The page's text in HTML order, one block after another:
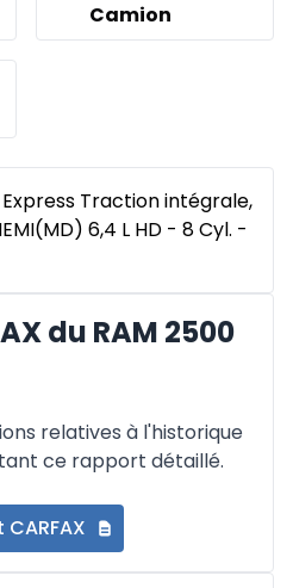
Camion
Traction intégrale,
6,4 L HD - 8 Cyl. -
du RAM 2500
relatives à l'historique
ce rapport détaillé.